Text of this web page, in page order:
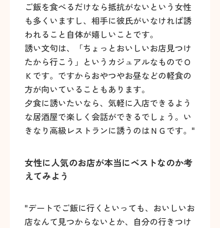
ご飯を食べるだけなら抵抗がないという女性
も多くいますし、相手に彼氏がいなければ誘
われること自体が嬉しいことです。
誘い文句は、「ちょっとおいしいお店見つけ
たから行こう」というカジュアルなものでＯ
Ｋです。ですからおやつやお昼などの軽食の
方が向いていることもあります。
夕食に誘いたいなら、気軽に入店できるよう
な居酒屋で楽しく会話ができるでしょう。い
きなり高級レストランに誘うのはＮＧです。"
女性に人気のお店が本当にベストなのか考
えてみよう
"デートでご飯に行くといっても、おいしいお
店なんて見つからないとか、自分の行きつけ